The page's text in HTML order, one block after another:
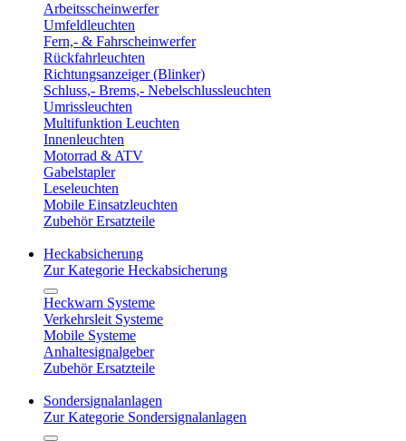
Arbeitsscheinwerfer
Umfeldleuchten
Fern,- & Fahrscheinwerfer
Rückfahrleuchten
Richtungsanzeiger (Blinker)
Schluss,- Brems,- Nebelschlussleuchten
Umrissleuchten
Multifunktion Leuchten
Innenleuchten
Motorrad & ATV
Gabelstapler
Leseleuchten
Mobile Einsatzleuchten
Zubehör Ersatzteile
Heckabsicherung
Zur Kategorie Heckabsicherung
Heckwarn Systeme
Verkehrsleit Systeme
Mobile Systeme
Anhaltesignalgeber
Zubehör Ersatzteile
Sondersignalanlagen
Zur Kategorie Sondersignalanlagen